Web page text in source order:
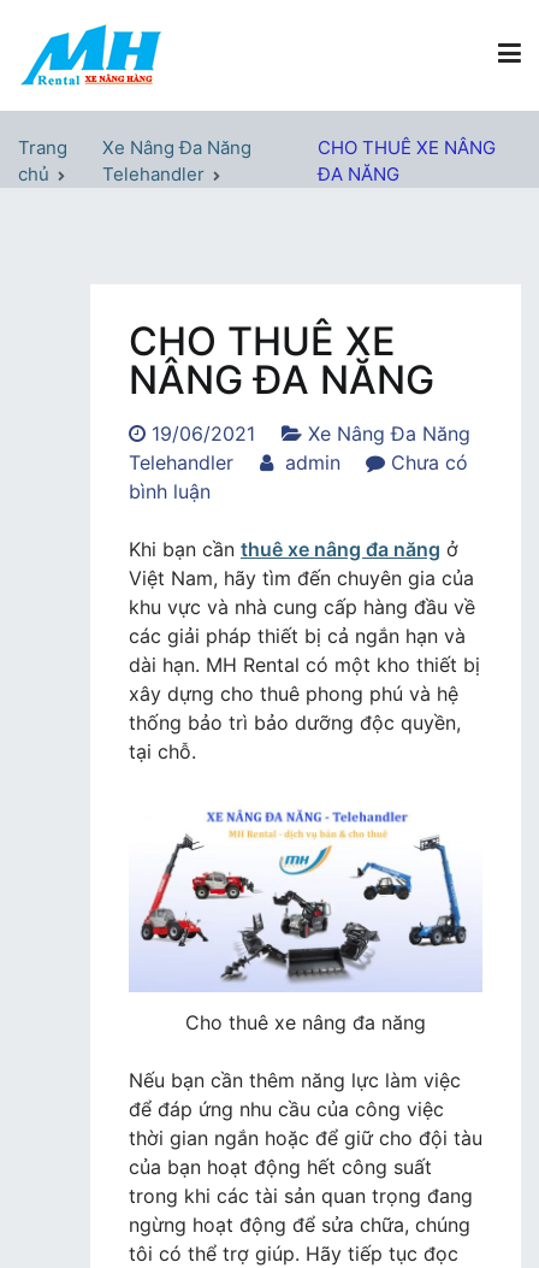
nội
Xe Nâng Hàng MH Rental
Trang
chủ
Xe Nâng Đa Năng
Telehandler
CHO THUÊ XE NÂNG
ĐA NĂNG
CHO THUÊ XE
NÂNG ĐA NĂNG
19/06/2021
Xe Nâng Đa Năng
Telehandler
admin
Chưa có
bình luậntrong
THUÊ
XE
NÂNG
ĐA
NĂNG
Khi bạn cần thuê xe nâng đa năng ở
Việt Nam, hãy tìm đến chuyên gia của
khu vực và nhà cung cấp hàng đầu về
các giải pháp thiết bị cả ngắn hạn và
dài hạn. MH Rental có một kho thiết bị
xây dựng cho thuê phong phú và hệ
thống bảo trì bảo dưỡng độc quyền,
tại chỗ.
Cho thuê xe nâng đa năng
Nếu bạn cần thêm năng lực làm việc
để đáp ứng nhu cầu của công việc
thời gian ngắn hoặc để giữ cho đội tàu
của bạn hoạt động hết công suất
trong khi các tài sản quan trọng đang
ngừng hoạt động để sửa chữa, chúng
tôi có thể trợ giúp. Hãy tiếp tục đọc